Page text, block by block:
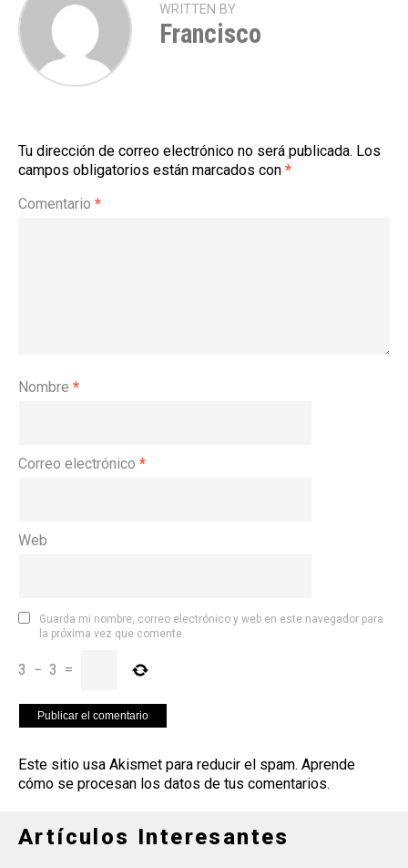
WRITTEN BY
Francisco
Tu dirección de correo electrónico no será publicada. Los
campos obligatorios están marcados con *
Comentario *
Nombre *
Correo electrónico *
Web
Guarda mi nombre, correo electrónico y web en este navegador para
la próxima vez que comente.
3 − 3 =
Este sitio usa Akismet para reducir el spam. Aprende
cómo se procesan los datos de tus comentarios.
Artículos Interesantes